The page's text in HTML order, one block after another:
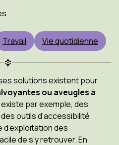
Travail Vie quotidienne
solutions existent pour
ou aveugles à
existe par exemple, des
outils d’accessibilité
des
de s’y retrouver. En